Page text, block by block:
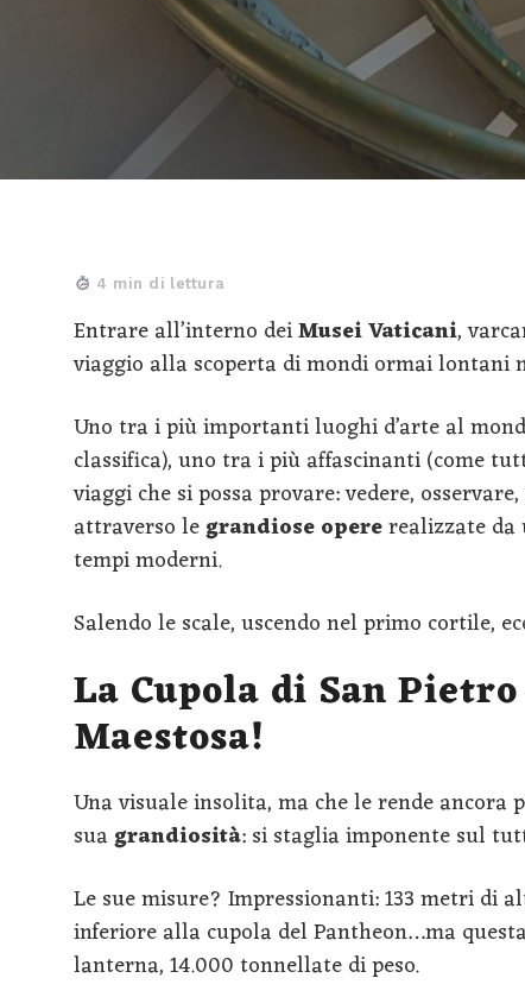
4 min di lettura
Entrare all’interno deiMusei Vaticani,
viaggio alla scoperta di mondi ormai
Uno tra i più importanti luoghi d’arte al
classifica), uno tra i più affascinanti (come
viaggi che si possa provare: vedere,
attraverso legrandiose opererealizzate
tempi moderni.
Salendo le scale, uscendo nel primo cortile,
La Cupola di San
Maestosa!
Una visuale insolita, ma che le rende ancora
suagrandiosità: si staglia imponente sul
Le sue misure? Impressionanti: 133 metri di
inferiore alla cupola del Pantheon…ma
lanterna, 14.000 tonnellate di peso.